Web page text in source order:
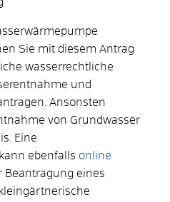
Sie mit diesem Antrag
wasserrechtliche
und
Ansonsten
von Grundwasser
Eine
ebenfalls online
Beantragung eines